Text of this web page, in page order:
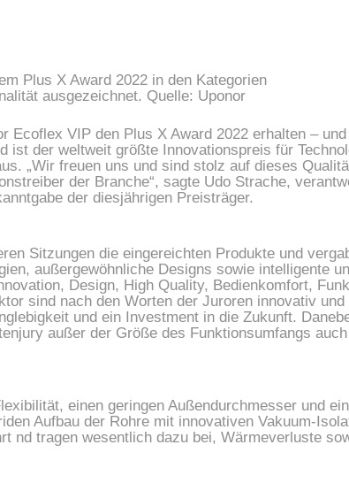
Plus X Award 2022 in den Kategorien
ausgezeichnet. Quelle: Uponor
VIP den Plus X Award 2022 erhalten –
der weltweit größte Innovationspreis für
„Wir freuen uns und sind stolz auf dieses
der Branche“, sagte Udo Strache,
der diesjährigen Preisträger.
Sitzungen die eingereichten Produkte und
außergewöhnliche Designs sowie intelligente
Design, High Quality, Bedienkomfort,
sind nach den Worten der Juroren innovativ
und ein Investment in die Zukunft.
außer der Größe des Funktionsumfangs
einen geringen Außendurchmesser und
Aufbau der Rohre mit innovativen Vakuum-
nd tragen wesentlich dazu bei, Wärmeverluste